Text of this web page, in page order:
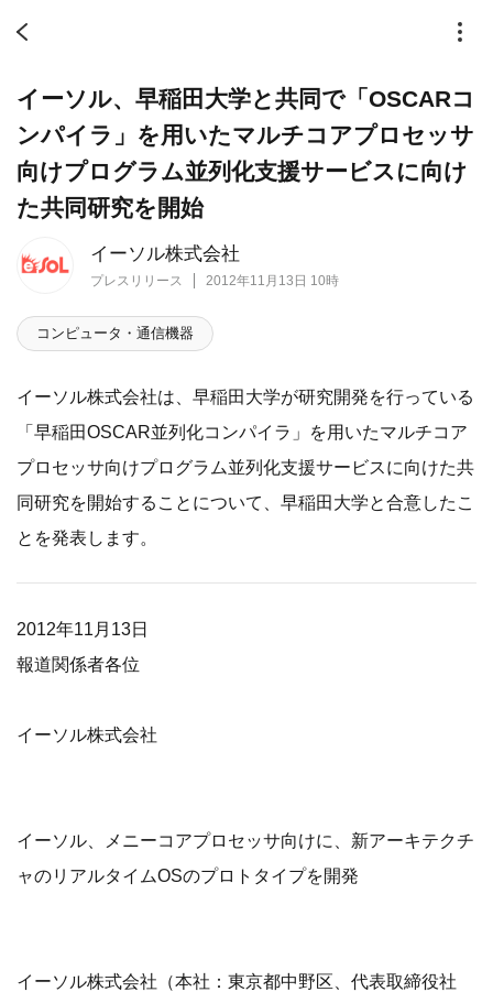
イーソル株式会社
プレスリリース 2012年11月13日 10時
イーソル、早稲田大学と共同で「OSCARコ
ンパイラ」を用いたマルチコアプロセッサ
向けプログラム並列化支援サービスに向け
た共同研究を開始
コンピュータ・通信機器
イーソル株式会社は、早稲田大学が研究開発を行っている
「早稲田OSCAR並列化コンパイラ」を用いたマルチコア
プロセッサ向けプログラム並列化支援サービスに向けた共
同研究を開始することについて、早稲田大学と合意したこ
とを発表します。
2012年11月13日
報道関係者各位
イーソル株式会社
イーソル、メニーコアプロセッサ向けに、新アーキテクチ
ャのリアルタイムOSのプロトタイプを開発
イーソル株式会社（本社：東京都中野区、代表取締役社